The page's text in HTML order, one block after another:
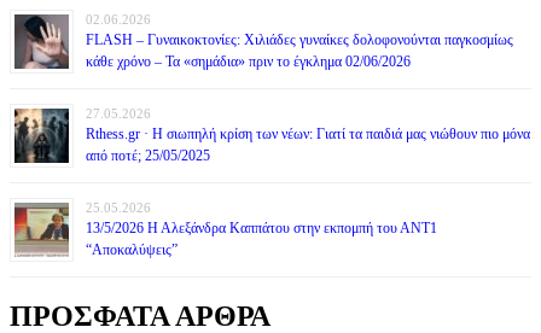
02.06.2026
FLASH – Γυναικοκτονίες: Χιλιάδες γυναίκες δολοφονούνται παγκοσμίως
κάθε χρόνο – Τα «σημάδια» πριν το έγκλημα 02/06/2026
27.05.2026
Rthess.gr · Η σιωπηλή κρίση των νέων: Γιατί τα παιδιά μας νιώθουν πιο μόνα
από ποτέ; 25/05/2025
25.05.2026
13/5/2026 Η Αλεξάνδρα Καππάτου στην εκπομπή του ΑΝΤ1
“Αποκαλύψεις”
ΠΡΟΣΦΑΤΑ ΑΡΘΡΑ